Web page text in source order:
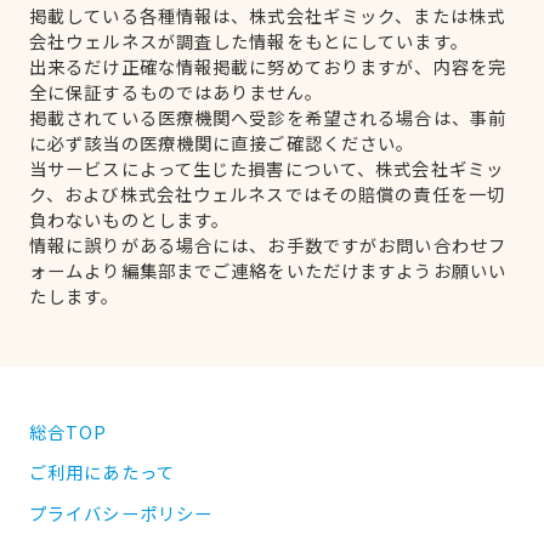
掲載している各種情報は、株式会社ギミック、または株式
会社ウェルネスが調査した情報をもとにしています。
出来るだけ正確な情報掲載に努めておりますが、内容を完
全に保証するものではありません。
掲載されている医療機関へ受診を希望される場合は、事前
に必ず該当の医療機関に直接ご確認ください。
当サービスによって生じた損害について、株式会社ギミッ
ク、および株式会社ウェルネスではその賠償の責任を一切
負わないものとします。
情報に誤りがある場合には、お手数ですがお問い合わせフ
ォームより編集部までご連絡をいただけますようお願いい
たします。
総合TOP
ご利用にあたって
プライバシーポリシー